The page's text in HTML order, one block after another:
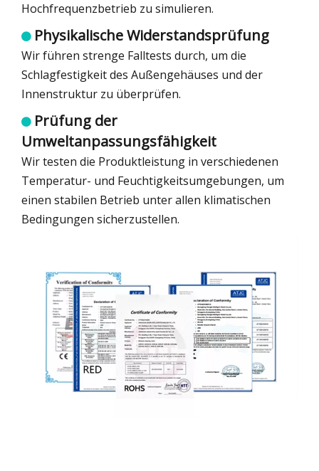
Hochfrequenzbetrieb zu simulieren.
 Physikalische Widerstandsprüfung
Wir führen strenge Falltests durch, um die
Schlagfestigkeit des Außengehäuses und der
Innenstruktur zu überprüfen.
 Prüfung der
Umweltanpassungsfähigkeit
Wir testen die Produktleistung in verschiedenen
Temperatur- und Feuchtigkeitsumgebungen, um
einen stabilen Betrieb unter allen klimatischen
Bedingungen sicherzustellen.